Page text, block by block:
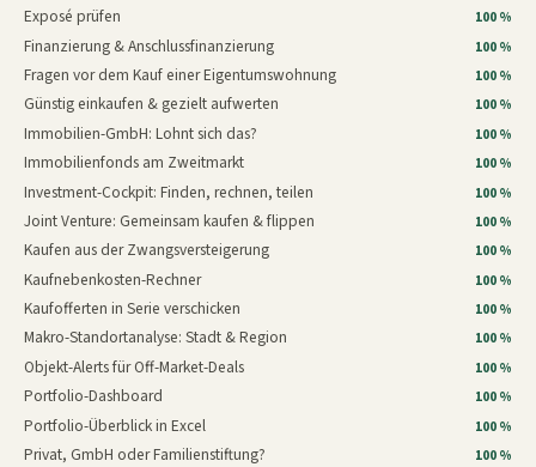
Exposé prüfen 100 %
Finanzierung & Anschlussfinanzierung 100 %
Fragen vor dem Kauf einer Eigentumswohnung 100 %
Günstig einkaufen & gezielt aufwerten 100 %
Immobilien-GmbH: Lohnt sich das? 100 %
Immobilienfonds am Zweitmarkt 100 %
Investment-Cockpit: Finden, rechnen, teilen 100 %
Joint Venture: Gemeinsam kaufen & flippen 100 %
Kaufen aus der Zwangsversteigerung 100 %
Kaufnebenkosten-Rechner 100 %
Kaufofferten in Serie verschicken 100 %
Makro-Standortanalyse: Stadt & Region 100 %
Objekt-Alerts für Off-Market-Deals 100 %
Portfolio-Dashboard 100 %
Portfolio-Überblick in Excel 100 %
Privat, GmbH oder Familienstiftung? 100 %